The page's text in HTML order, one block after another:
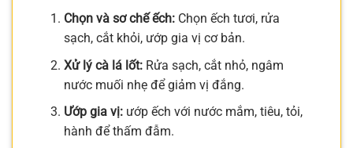
Chọn và sơ chế ếch:Chọn ếch tươi, rửa
sạch, cắt khỏi, ướp gia vị cơ bản.
Xử lý cà lá lốt:Rửa sạch, cắt nhỏ, ngâm
nước muối nhẹ để giảm vị đắng.
Ướp gia vị:ướp ếch với nước mắm, tiêu, tỏi,
hành để thấm đẫm.